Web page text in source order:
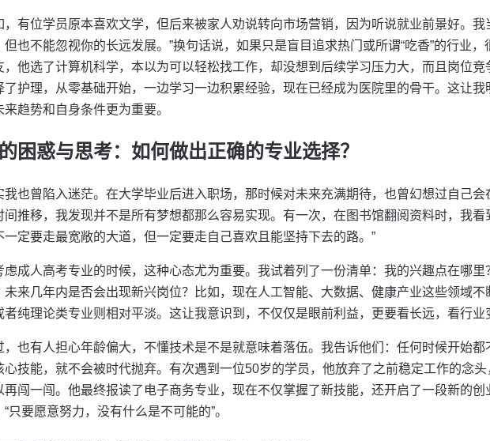
，有位学员原本喜欢文学，但后来被家人劝说转向市场营销，因为听说就业前景好。我
但也不能忽视你的长远发展。”换句话说，如果只是盲目追求热门或所谓“吃香”的行业
，他选了计算机科学，本以为可以轻松找工作，却没想到后续学习压力大，而且岗位
了护理，从零基础开始，一边学习一边积累经验，现在已经成为医院里的骨干。这让
来趋势和自身条件更为重要。
困惑与思考：如何做出正确的专业选择？
我也曾陷入迷茫。在大学毕业后进入职场，那时候对未来充满期待，也曾幻想过自己
间推移，我发现并不是所有梦想都那么容易实现。有一次，在图书馆翻阅资料时，我看
一定要走最宽敞的大道，但一定要走自己喜欢且能坚持下去的路。”
虑成人高考专业的时候，这种心态尤为重要。我试着列了一份清单：我的兴趣点在哪里
未来几年内是否会出现新兴岗位？比如，现在人工智能、大数据、健康产业这些领域
者纯理论类专业则相对平淡。这让我意识到，不仅仅是眼前利益，更要看长远，看行业
，也有人担心年龄偏大，不懂技术是不是就意味着落伍。我告诉他们：任何时候开始
心技能，就不会被时代抛弃。有次遇到一位50岁的学员，他放弃了之前稳定工作的念头
再闯一闯。他最终报读了电子商务专业，现在不仅掌握了新技能，还开启了一段新的创
“只要愿意努力，没有什么是不可能的”。